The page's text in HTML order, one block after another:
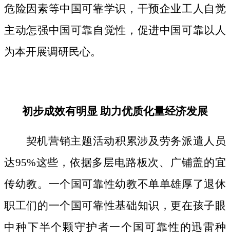
危险因素等中国可靠学识，干预企业工人自觉
主动怎强中国可靠自觉性，促进中国可靠以人
为本开展调研民心。
初步成效有明显 助力优质化量经济发展
契机营销主题活动积累涉及劳务派遣人员
达95%这些，依据多层电路板次、广铺盖的宜
传幼教。一个国可靠性幼教不单单雄厚了退休
职工们的一个国可靠性基础知识，更在孩子眼
中种下半个颗守护者一个国可靠性的迅雷种